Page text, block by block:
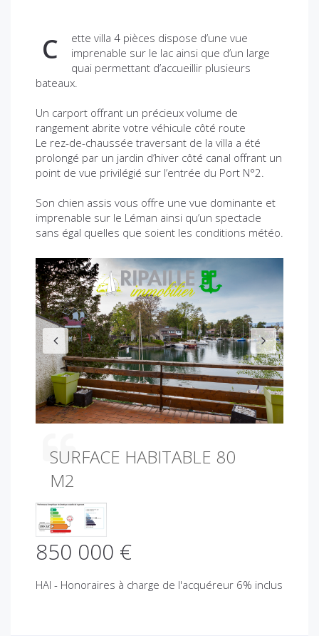
C
ette villa 4 pièces dispose d’une vue
imprenable sur le lac ainsi que d’un large
quai permettant d’accueillir plusieurs
bateaux.
Un carport offrant un précieux volume de
rangement abrite votre véhicule côté route
Le rez-de-chaussée traversant de la villa a été
prolongé par un jardin d’hiver côté canal offrant un
point de vue privilégié sur l’entrée du Port N°2.
Son chien assis vous offre une vue dominante et
imprenable sur le Léman ainsi qu’un spectacle
sans égal quelles que soient les conditions météo.
P
r
e
v
i
o
u
s
N
e
t
SURFACE HABITABLE 80
M2
850 000 €
HAI - Honoraires à charge de l'acquéreur 6% inclus